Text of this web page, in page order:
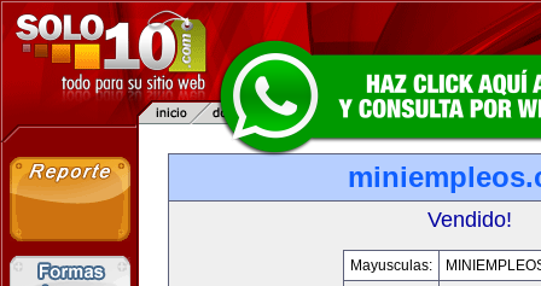
Vendido!
Mayusculas: